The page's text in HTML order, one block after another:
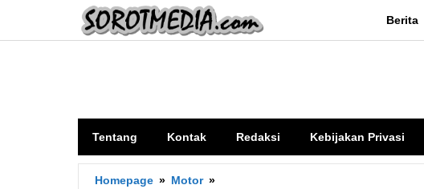
konten
Berita
Tentang Kontak Redaksi Kebijakan Privasi
Homepage » Motor »